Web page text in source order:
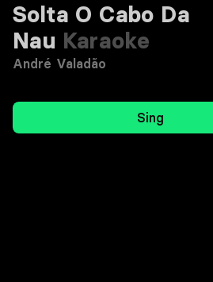
Solta O Cabo Da
Nau Karaoke
André Valadão
Sing